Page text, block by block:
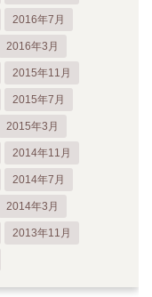
2016年7月
2016年3月
2015年11月
2015年7月
2015年3月
2014年11月
2014年7月
2014年3月
2013年11月